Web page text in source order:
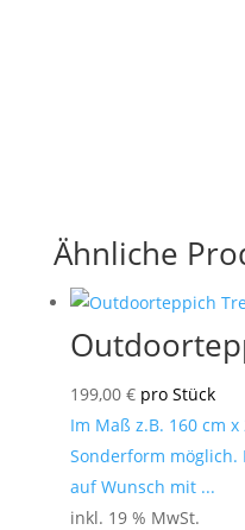
Ähnliche
199,00 € pro Stück
Im Maß z.B. 160 cm
Sonderform möglich.
auf Wunsch mit ...
inkl. 19 % MwSt.